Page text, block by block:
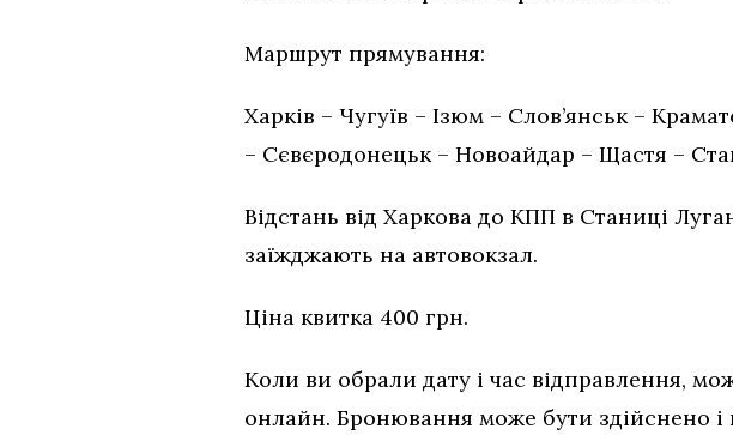
Маршрут прямування:
Харків – Чугуїв – Ізюм – Слов’янськ –
– Сєвєродонецьк – Новоайдар – Щастя –
Відстань від Харкова до КПП в Станиці
заїжджають на автовокзал.
Ціна квитка 400 грн.
Коли ви обрали дату і час відправлення,
онлайн. Бронювання може бути здійснено і